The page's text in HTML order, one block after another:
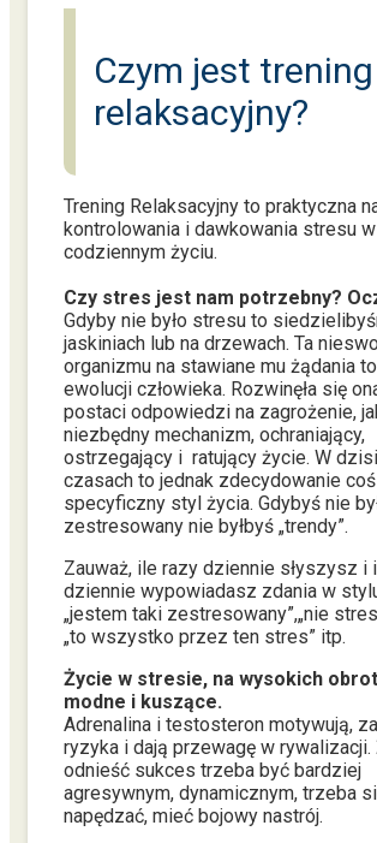
Czym jest trening
relaksacyjny?
Trening Relaksacyjny to praktyczna
kontrolowania i dawkowania stresu w
codziennym życiu.
Czy stres jest nam potrzebny?
Gdyby nie było stresu to
jaskiniach lub na drzewach. Ta
organizmu na stawiane mu żądania
ewolucji człowieka. Rozwinęła się
postaci odpowiedzi na zagrożenie,
niezbędny mechanizm, ochraniający,
ostrzegający i ratujący życie. W
czasach to jednak zdecydowanie
specyficzny styl życia. Gdybyś nie
zestresowany nie byłbyś „trendy”.
Zauważ, ile razy dziennie słyszysz i
dziennie wypowiadasz zdania w
„jestem taki zestresowany”,„nie
„to wszystko przez ten stres” itp.
Życie w stresie, na wysokich
modne i kuszące.
Adrenalina i testosteron motywują,
ryzyka i dają przewagę w rywalizacji.
odnieść sukces trzeba być bardziej
agresywnym, dynamicznym, trzeba
napędzać, mieć bojowy nastrój.